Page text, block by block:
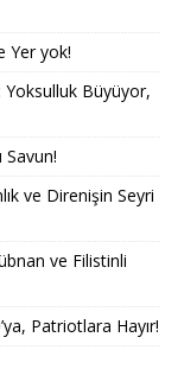
Yer yok!
Yoksulluk Büyüyor,
Savun!
ve Direnişin Seyri
ve Filistinli
Patriotlara Hayır!